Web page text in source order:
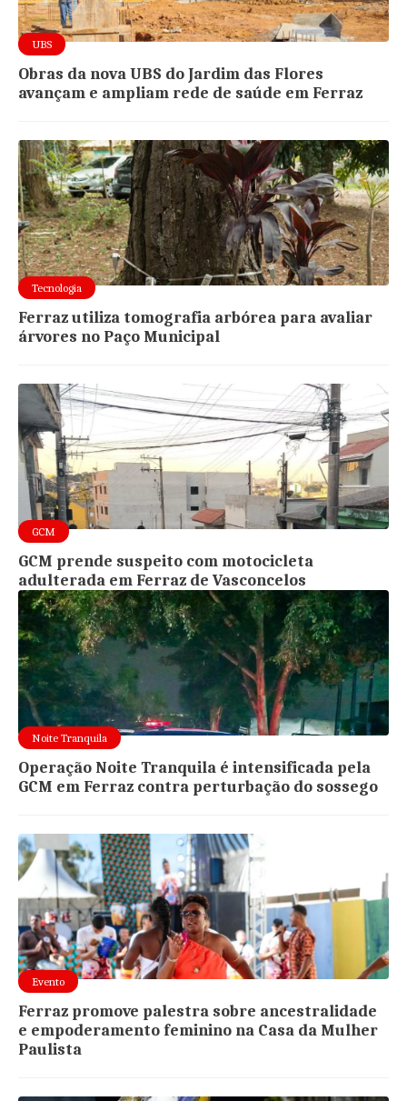
UBS
Obras da nova UBS do Jardim das Flores
avançam e ampliam rede de saúde em Ferraz
Tecnologia
Ferraz utiliza tomografia arbórea para avaliar
árvores no Paço Municipal
GCM
GCM prende suspeito com motocicleta
adulterada em Ferraz de Vasconcelos
Noite Tranquila
Operação Noite Tranquila é intensificada pela
GCM em Ferraz contra perturbação do sossego
Evento
Ferraz promove palestra sobre ancestralidade
e empoderamento feminino na Casa da Mulher
Paulista